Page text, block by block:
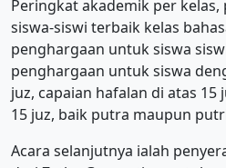
Peringkat akademik per
siswa-siswi terbaik kelas
penghargaan untuk siswa
penghargaan untuk siswa
juz, capaian hafalan di atas 15
15 juz, baik putra maupun
Acara selanjutnya ialah